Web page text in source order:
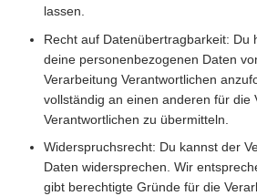
lassen.
Recht auf Datenübertragbarkeit: Du
deine personenbezogenen Daten
Verarbeitung Verantwortlichen
vollständig an einen anderen für die
Verantwortlichen zu übermitteln.
Widerspruchsrecht: Du kannst der
Daten widersprechen. Wir
gibt berechtigte Gründe für die